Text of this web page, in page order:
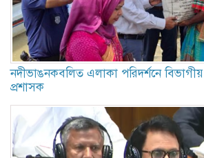
নদীভাঙনকবলিত এলাকা পরিদর্শনে
প্রশাসক